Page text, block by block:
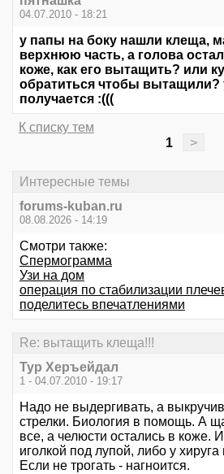
04.07.2010 - 18:21
у папы на боку нашли клеща,
верхнюю часть, а голова
коже, как его вытащить? или
обратиться чтобы вытащили?
получается :(((
К списку тем
1
>
Интересные темы
forums-kuban.ru
08.08.2026 - 14:19
Смотри также:
Спермограмма
Узи на дом
операция по стабилизации
поделитесь впечатлениями
Re: вытащить клеща!!!
Тур Херъейдал
1 - 04.07.2010 - 19:17
Надо не выдергивать, а
стрелки. Биология в помощь. А
все, а челюсти остались в коже.
иголкой под лупой, либо у хируга
Если не трогать - нагноится.